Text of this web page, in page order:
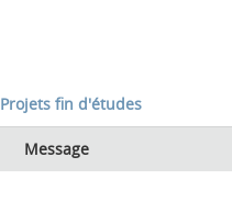
Projets fin d'études
Message